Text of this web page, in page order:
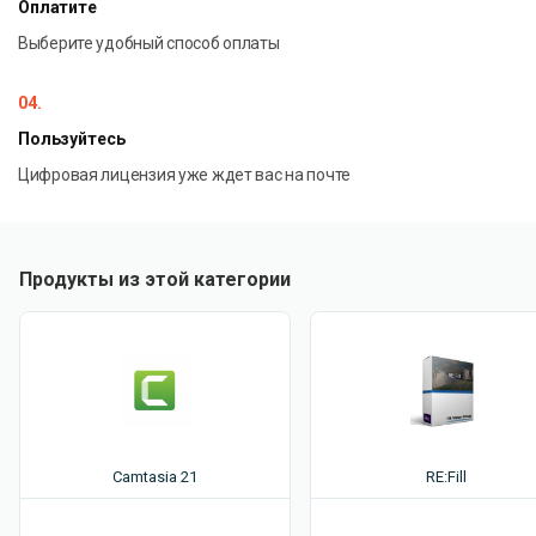
Оплатите
Выберите удобный способ оплаты
04.
Пользуйтесь
Цифровая лицензия уже ждет вас на почте
Продукты из этой категории
Camtasia 21 RE:Fill